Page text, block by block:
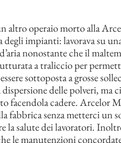
altro operaio morto alla
degli impianti: lavorava su
nonostante che il
a traliccio per
sottoposta a grosse
dispersione delle polveri, ma
facendola cadere. Arcelor
fabbrica senza metterci un
la salute dei lavoratori.
le manutenzioni